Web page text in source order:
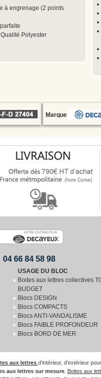
à engrenage (2 points
Polyester
Marque
66 84 58 98
USAGE DU BLOC
Boites aux lettres collectives
BUDGET
Blocs DESIGN
Blocs COMPACTS
Blocs ANTI-VANDALISME
Blocs FAIBLE PROFONDEUR
Blocs BORD DE MER
aux lettres d'intérieur, d'extérieur pour
aux lettres sur mesure Boites aux